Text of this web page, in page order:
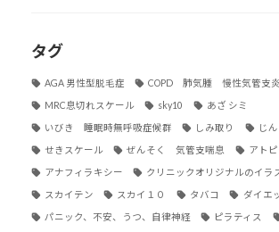
タグ
AGA 男性型脱毛症 COPD 肺気腫 慢性気管支炎
MRC息切れスケール sky10 あざ シミ
いびき 睡眠時無呼吸症候群 しみ取り じ
せきスケール ぜんそく 気管支喘息 アト
アナフィラキシー クリニックオリジナルのイラ
スカイテン スカイ１０ タバコ ダイエ
パニック、不安、うつ、自律神経 ピラティス